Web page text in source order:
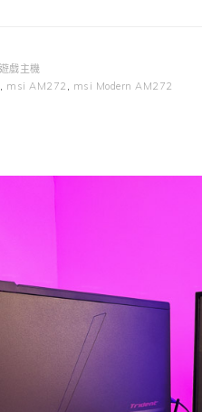
遊戲主機
msi AM272 msi Modern AM272